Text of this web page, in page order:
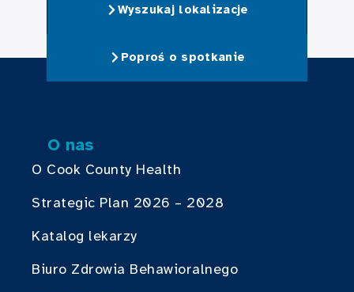
Wyszukaj lokalizacje
Poproś o spotkanie
O nas
O Cook County Health
Strategic Plan 2026 – 2028
Katalog lekarzy
Biuro Zdrowia Behawioralnego